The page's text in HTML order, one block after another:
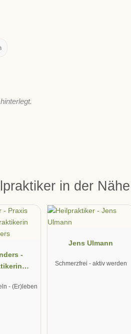
in der Nähe
-
- (Er)leben
Jens Ulmann
Schmerzfrei - aktiv werden